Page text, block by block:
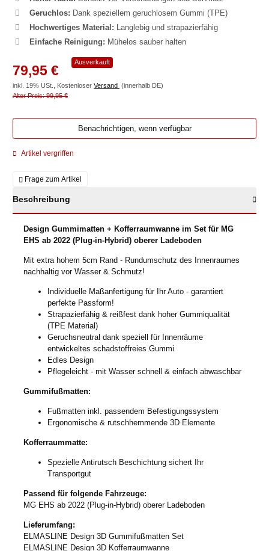
Geruchlos: Dank speziellem geruchlosem Gummi (TPE)
Hochwertiges Material: Langlebig und strapazierfähig
Einfache Reinigung: Mühelos sauber halten
Ausverkauft
79,95 €
inkl. 19% USt., Kostenloser Versand (innerhalb DE)
Alter Preis: 99,95 €
Benachrichtigen, wenn verfügbar
Artikel vergriffen
Frage zum Artikel
Beschreibung
Design Gummimatten + Kofferraumwanne im Set für MG
EHS ab 2022 (Plug-in-Hybrid) oberer Ladeboden
Mit extra hohem 5cm Rand - Rundumschutz des Innenraumes
nachhaltig vor Wasser & Schmutz!
Individuelle Maßanfertigung für Ihr Auto - garantiert
perfekte Passform!
Strapazierfähig & reißfest dank hoher Gummiqualität
(TPE Material)
Geruchsneutral dank speziell für Innenräume
entwickeltes schadstoffreies Gummi
Edles Design
Pflegeleicht - mit Wasser schnell & einfach abwaschbar
Gummifußmatten:
Fußmatten inkl. passendem Befestigungssystem
Ergonomische & rutschhemmende 3D Elemente
Kofferraummatte:
Spezielle Antirutsch Beschichtung sichert Ihr
Transportgut
Passend für folgende Fahrzeuge:
MG EHS ab 2022 (Plug-in-Hybrid) oberer Ladeboden
Lieferumfang:
ELMASLINE Design 3D Gummifußmatten Set
ELMASLINE Design 3D Kofferraumwanne